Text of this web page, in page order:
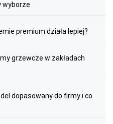
wyborze
premium działa lepiej?
grzewcze w zakładach
dopasowany do firmy i co